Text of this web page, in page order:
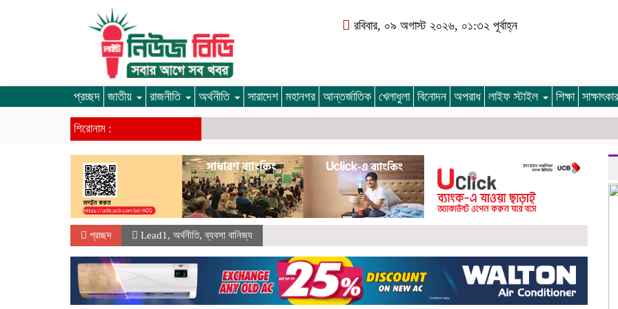
রবিবার, ০৯ অগাস্ট ২০২৬, ০১:৩২ পূর্বাহ্ন
প্রচ্ছদ জাতীয় রাজনীতি অর্থনীতি সারাদেশ মহানগর আন্তর্জাতিক খেলাধুলা বিনোদন অপরাধ লাইফ স্টাইল শিক্ষা
শিরোনাম :
প্রচ্ছদ Lead1, অর্থনীতি, ব্যবসা বানিজ্য